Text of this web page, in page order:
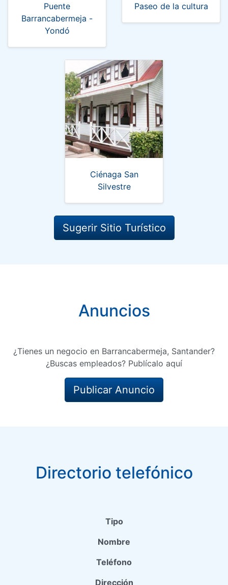
Puente
Barrancabermeja -
Yondó
Paseo de la cultura
Ciénaga San
Silvestre
Sugerir Sitio Turístico
Anuncios
¿Tienes un negocio en Barrancabermeja, Santander?
¿Buscas empleados? Publícalo aquí
Publicar Anuncio
Directorio telefónico
Tipo
Nombre
Teléfono
Dirección